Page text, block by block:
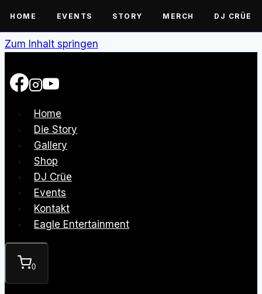
HOME EVENTS STORY MERCH DJ CRÜE
Zum Inhalt springen
Home
Die Story
Gallery
Shop
DJ Crüe
Events
Kontakt
Eagle Entertainment
0